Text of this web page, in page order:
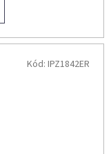
Kód: IPZ1842ER